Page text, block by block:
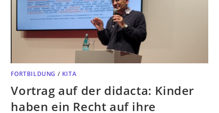
FORTBILDUNG / KITA
Vortrag auf der didacta: Kinder
haben ein Recht auf ihre